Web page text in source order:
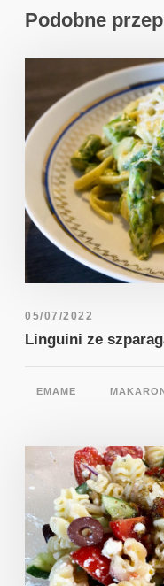
Podobne
05/07/2022
Linguini ze
EMAME